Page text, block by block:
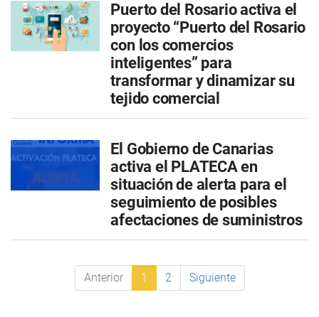
Puerto del Rosario activa el
proyecto “Puerto del Rosario
con los comercios
inteligentes” para
transformar y dinamizar su
tejido comercial
El Gobierno de Canarias
activa el PLATECA en
situación de alerta para el
seguimiento de posibles
afectaciones de suministros
Anterior 1 2 Siguiente